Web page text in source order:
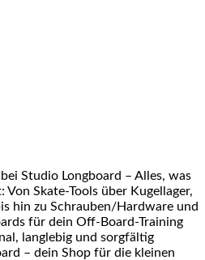
Studio Longboard – Alles, was
Skate-Tools über Kugellager,
hin zu Schrauben/Hardware und
für dein Off-Board-Training
langlebig und sorgfältig
– dein Shop für die kleinen